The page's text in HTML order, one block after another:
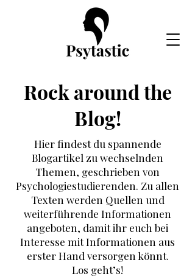
Rock around the
Blog!
Hier findest du spannende
Blogartikel zu wechselnden
Themen, geschrieben von
Psychologiestudierenden. Zu allen
Texten werden Quellen und
weiterführende Informationen
angeboten, damit ihr euch bei
Interesse mit Informationen aus
erster Hand versorgen könnt.
Los geht’s!